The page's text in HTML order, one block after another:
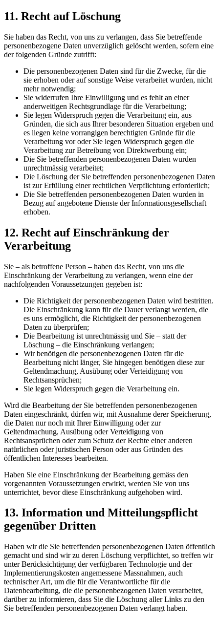
11. Recht auf Löschung
Sie haben das Recht, von uns zu verlangen, dass Sie betreffende
personenbezogene Daten unverzüglich gelöscht werden, sofern eine
der folgenden Gründe zutrifft:
Die personenbezogenen Daten sind für die Zwecke, für die
sie erhoben oder auf sonstige Weise verarbeitet wurden, nicht
mehr notwendig;
Sie widerrufen Ihre Einwilligung und es fehlt an einer
anderweitigen Rechtsgrundlage für die Verarbeitung;
Sie legen Widerspruch gegen die Verarbeitung ein, aus
Gründen, die sich aus Ihrer besonderen Situation ergeben und
es liegen keine vorrangigen berechtigten Gründe für die
Verarbeitung vor oder Sie legen Widerspruch gegen die
Verarbeitung zur Betreibung von Direktwerbung ein;
Die Sie betreffenden personenbezogenen Daten wurden
unrechtmässig verarbeitet;
Die Löschung der Sie betreffenden personenbezogenen Daten
ist zur Erfüllung einer rechtlichen Verpflichtung erforderlich;
Die Sie betreffenden personenbezogenen Daten wurden in
Bezug auf angebotene Dienste der Informationsgesellschaft
erhoben.
12. Recht auf Einschränkung der
Verarbeitung
Sie – als betroffene Person – haben das Recht, von uns die
Einschränkung der Verarbeitung zu verlangen, wenn eine der
nachfolgenden Voraussetzungen gegeben ist:
Die Richtigkeit der personenbezogenen Daten wird bestritten.
Die Einschränkung kann für die Dauer verlangt werden, die
es uns ermöglicht, die Richtigkeit der personenbezogenen
Daten zu überprüfen;
Die Bearbeitung ist unrechtmässig und Sie – statt der
Löschung – die Einschränkung verlangen;
Wir benötigen die personenbezogenen Daten für die
Bearbeitung nicht länger, Sie hingegen benötigen diese zur
Geltendmachung, Ausübung oder Verteidigung von
Rechtsansprüchen;
Sie legen Widerspruch gegen die Verarbeitung ein.
Wird die Bearbeitung der Sie betreffenden personenbezogenen
Daten eingeschränkt, dürfen wir, mit Ausnahme derer Speicherung,
die Daten nur noch mit Ihrer Einwilligung oder zur
Geltendmachung, Ausübung oder Verteidigung von
Rechtsansprüchen oder zum Schutz der Rechte einer anderen
natürlichen oder juristischen Person oder aus Gründen des
öffentlichen Interesses bearbeiten.
Haben Sie eine Einschränkung der Bearbeitung gemäss den
vorgenannten Voraussetzungen erwirkt, werden Sie von uns
unterrichtet, bevor diese Einschränkung aufgehoben wird.
13. Information und Mitteilungspflicht
gegenüber Dritten
Haben wir die Sie betreffenden personenbezogenen Daten öffentlich
gemacht und sind wir zu deren Löschung verpflichtet, so treffen wir
unter Berücksichtigung der verfügbaren Technologie und der
Implementierungskosten angemessene Massnahmen, auch
technischer Art, um die für die Verantwortliche für die
Datenbearbeitung, die die personenbezogenen Daten verarbeitet,
darüber zu informieren, dass Sie die Löschung aller Links zu den
Sie betreffenden personenbezogenen Daten verlangt haben.